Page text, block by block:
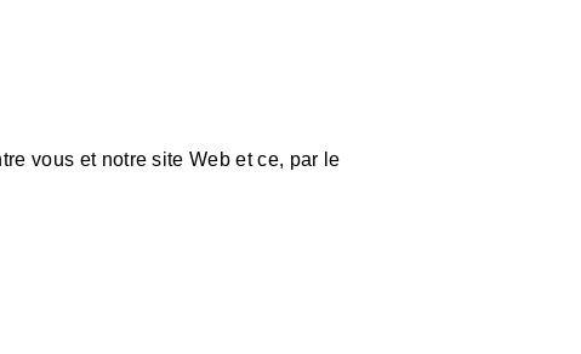
vous et notre site Web et ce, par le